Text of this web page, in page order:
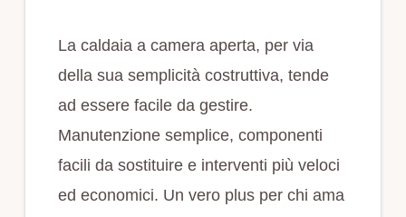
La caldaia a camera aperta, per via
della sua semplicità costruttiva, tende
ad essere facile da gestire.
Manutenzione semplice, componenti
facili da sostituire e interventi più veloci
ed economici. Un vero plus per chi ama